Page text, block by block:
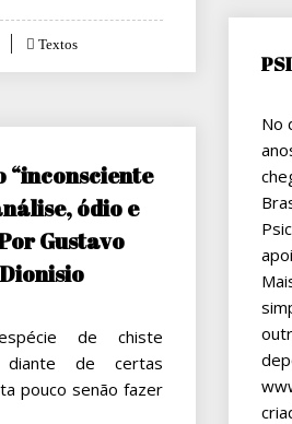
Textos
“inconsciente
ódio e
Gustavo
de chiste
de certas
pouco senão fazer
No